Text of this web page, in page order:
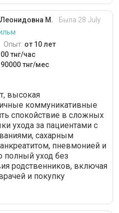
Леонидовна М.
Была 28 July
Опыт: от 10 лет
тнг/час
тнг/мес
высокая
коммуникативные
спокойствие в сложных
ухода за пациентами с
сахарным
пневмонией и
уход без
родственников, включая
и покупку